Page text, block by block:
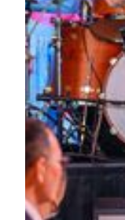
樂感！
扮裝大賽閃亮
今年最矚目的焦點
重開場！不論是穿
你的個人風格，跟
音樂 X 舞蹈 =